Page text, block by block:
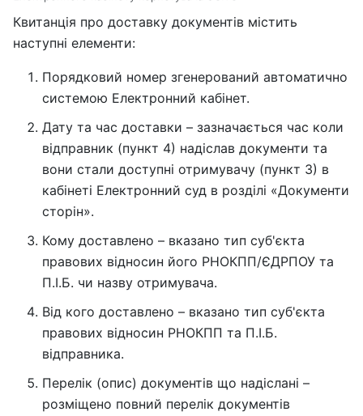
Квитанція про доставку документів містить
наступні елементи:
Порядковий номер згенерований автоматично
системою Електронний кабінет.
Дату та час доставки – зазначається час коли
відправник (пункт 4) надіслав документи та
вони стали доступні отримувачу (пункт 3) в
кабінеті Електронний суд в розділі «Документи
сторін».
Кому доставлено – вказано тип суб'єкта
правових відносин його РНОКПП/ЄДРПОУ та
П.І.Б. чи назву отримувача.
Від кого доставлено – вказано тип суб'єкта
правових відносин РНОКПП та П.І.Б.
відправника.
Перелік (опис) документів що надіслані –
розміщено повний перелік документів